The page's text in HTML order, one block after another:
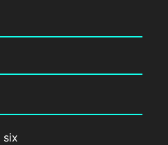
six